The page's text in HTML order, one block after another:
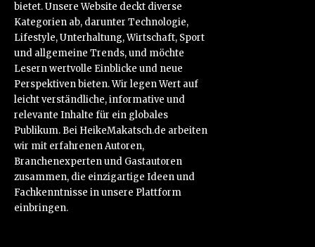
bietet. Unsere Website deckt diverse
Kategorien ab, darunter Technologie,
Lifestyle, Unterhaltung, Wirtschaft, Sport
und allgemeine Trends, und möchte
Lesern wertvolle Einblicke und neue
Perspektiven bieten. Wir legen Wert auf
leicht verständliche, informative und
relevante Inhalte für ein globales
Publikum. Bei HeikeMakatsch.de arbeiten
wir mit erfahrenen Autoren,
Branchenexperten und Gastautoren
zusammen, die einzigartige Ideen und
Fachkenntnisse in unsere Plattform
einbringen.